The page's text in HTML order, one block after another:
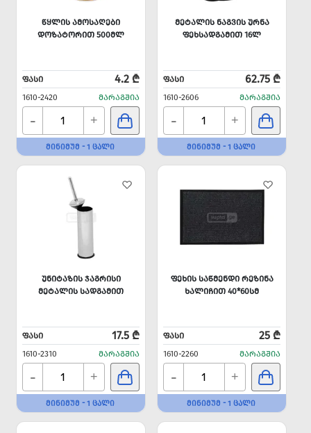
ᲬᲧᲚᲘᲡ ᲐᲛᲝᲡᲐᲦᲔᲑᲘ
ᲓᲝᲖᲐᲢᲝᲠᲘᲗ 500ᲛᲚ
ᲤᲐᲡᲘ 4.2 ₾
1610-2420 ᲛᲐᲠᲐᲒᲨᲘᲐ
- +
ᲛᲘᲜᲘᲛᲣᲛ - 1 ᲪᲐᲚᲘ
ᲛᲔᲢᲐᲚᲘᲡ ᲜᲐᲒᲕᲘᲡ ᲣᲠᲜᲐ
ᲤᲔᲮᲡᲐᲓᲒᲐᲛᲘᲗ 16Ლ
ᲤᲐᲡᲘ 62.75 ₾
1610-2606 ᲛᲐᲠᲐᲒᲨᲘᲐ
- +
ᲛᲘᲜᲘᲛᲣᲛ - 1 ᲪᲐᲚᲘ
ᲣᲜᲘᲢᲐᲖᲘᲡ ᲯᲐᲒᲠᲘᲡᲘ
ᲛᲔᲢᲐᲚᲘᲡ ᲡᲐᲓᲒᲐᲛᲘᲗ
ᲤᲐᲡᲘ 17.5 ₾
1610-2310 ᲛᲐᲠᲐᲒᲨᲘᲐ
- +
ᲛᲘᲜᲘᲛᲣᲛ - 1 ᲪᲐᲚᲘ
ᲤᲔᲮᲘᲡ ᲡᲐᲬᲛᲔᲜᲓᲘ ᲠᲔᲖᲘᲜᲐ
ᲮᲐᲚᲘᲩᲘᲗ 40*60ᲡᲛ
ᲤᲐᲡᲘ 25 ₾
1610-2260 ᲛᲐᲠᲐᲒᲨᲘᲐ
- +
ᲛᲘᲜᲘᲛᲣᲛ - 1 ᲪᲐᲚᲘ